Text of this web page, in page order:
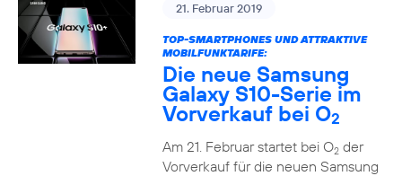
21. Februar 2019
TOP-SMARTPHONES UND ATTRAKTIVE
MOBILFUNKTARIFE:
Die neue Samsung
Galaxy S10-Serie im
Vorverkauf bei O2
Am 21. Februar startet bei O2der
Vorverkauf für die neuen Samsung